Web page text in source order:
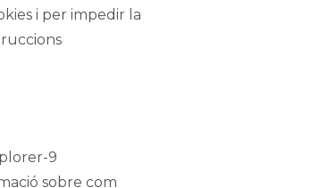
i per impedir la
9
sobre com